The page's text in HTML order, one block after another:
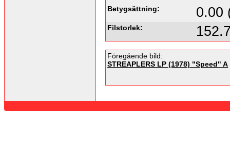
Betygsättning: 0.00
Filstorlek:
Föregående bild:
STREAPLERS LP (1978) "Speed" A